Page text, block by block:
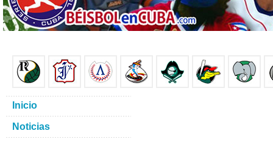
Inicio
Noticias